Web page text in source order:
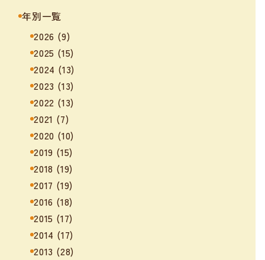
年別一覧
2026 (9)
2025 (15)
2024 (13)
2023 (13)
2022 (13)
2021 (7)
2020 (10)
2019 (15)
2018 (19)
2017 (19)
2016 (18)
2015 (17)
2014 (17)
2013 (28)